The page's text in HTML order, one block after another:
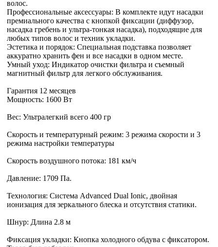
волос.
Профессиональные аксессуары: В комплекте идут насадки
премиального качества с кнопкой фиксации (диффузор,
насадка гребень и ультра-тонкая насадка), подходящие для
любых типов волос и техник укладки.
Эстетика и порядок: Специальная подставка позволяет
аккуратно хранить фен и все насадки в одном месте.
Умный уход: Индикатор очистки фильтра и съемный
магнитный фильтр для легкого обслуживания.
Гарантия 12 месяцев
Мощность: 1600 Вт
Вес: Ультралегкий всего 400 гр
Скорость и температурный режим: 3 режима скорости и 3
режима настройки температуры
Скорость воздушного потока: 181 км/ч
Давление: 1709 Па.
Технология: Система Advanced Dual Ionic, двойная
ионизация для зеркального блеска и отсутствия статики.
Шнур: Длина 2.8 м
Фиксация укладки: Кнопка холодного обдува с фиксатором.